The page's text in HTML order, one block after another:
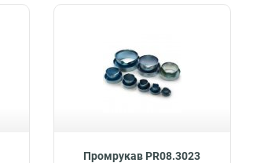
Промрукав PR08.3023